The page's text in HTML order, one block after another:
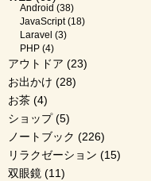
Android (38)
JavaScript(18)
Laravel (3)
PHP (4)
アウトドア (23)
お出かけ (28)
お茶 (4)
ショップ(5)
ノートブック (226)
リラクゼーション (15)
双眼鏡 (11)